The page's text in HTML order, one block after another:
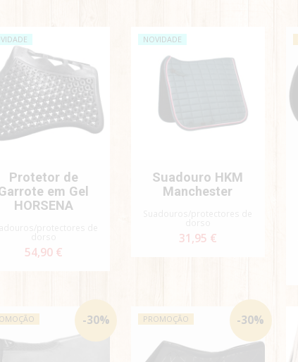
Protetor de
em Gel
HORSENA
54,90 €
NOVIDADE
Suadouro HKM
Manchester
31,95 €
-30% -30%
PROMOÇÃO